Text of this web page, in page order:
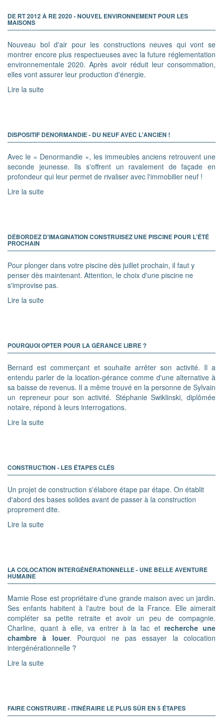
DE RT 2012 À RE 2020 - NOUVEL ENVIRONNEMENT POUR LES
MAISONS
Nouveau bol d'air pour les constructions neuves qui vont se
montrer encore plus respectueuses avec la future réglementation
environnementale 2020. Après avoir réduit leur consommation,
elles vont assurer leur production d'énergie.
Lire la suite
DISPOSITIF DENORMANDIE - DU NEUF AVEC L'ANCIEN !
Avec le « Denormandie », les immeubles anciens retrouvent une
seconde jeunesse. Ils s'offrent un ravalement de façade en
profondeur qui leur permet de rivaliser avec l'immobilier neuf !
Lire la suite
DÉBORDEZ D'IMAGINATION CONSTRUISEZ UNE PISCINE POUR L'ÉTÉ
PROCHAIN
Pour plonger dans votre piscine dès juillet prochain, il faut y
penser dès maintenant. Attention, le choix d'une piscine ne
s'improvise pas.
Lire la suite
POURQUOI OPTER POUR LA GÉRANCE LIBRE ?
Bernard est commerçant et souhaite arrêter son activité. Il a
entendu parler de la location-gérance comme d'une alternative à
sa baisse de revenus. Il a même trouvé en la personne de Sylvain
un repreneur pour son activité. Stéphanie Swiklinski, diplômée
notaire, répond à leurs interrogations.
Lire la suite
CONSTRUCTION - LES ÉTAPES CLÉS
Un projet de construction s'élabore étape par étape. On établit
d'abord des bases solides avant de passer à la construction
proprement dite.
Lire la suite
LA COLOCATION INTERGÉNÉRATIONNELLE - UNE BELLE AVENTURE
HUMAINE
Mamie Rose est propriétaire d'une grande maison avec un jardin.
Ses enfants habitent à l'autre bout de la France. Elle aimerait
compléter sa petite retraite et avoir un peu de compagnie.
Charline, quant à elle, va entrer à la fac etrecherche une
chambre à louer. Pourquoi ne pas essayer la colocation
intergénérationnelle ?
Lire la suite
FAIRE CONSTRUIRE - ITINÉRAIRE LE PLUS SÛR EN 5 ÉTAPES